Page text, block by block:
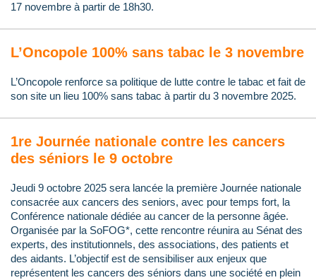
17 novembre à partir de 18h30.
L’Oncopole 100% sans tabac le 3 novembre
L’Oncopole renforce sa politique de lutte contre le tabac et fait de
son site un lieu 100% sans tabac à partir du 3 novembre 2025.
1re Journée nationale contre les cancers
des séniors le 9 octobre
Jeudi 9 octobre 2025 sera lancée la première Journée nationale
consacrée aux cancers des seniors, avec pour temps fort, la
Conférence nationale dédiée au cancer de la personne âgée.
Organisée par la SoFOG*, cette rencontre réunira au Sénat des
experts, des institutionnels, des associations, des patients et
des aidants. L’objectif est de sensibiliser aux enjeux que
représentent les cancers des séniors dans une société en plein